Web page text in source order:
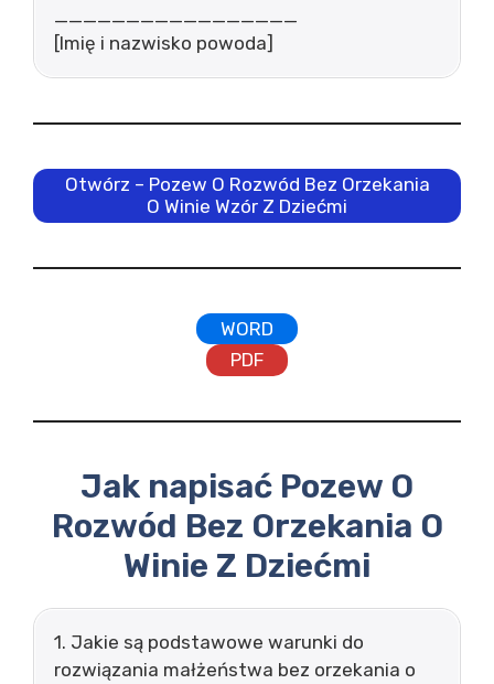
_________________
[Imię i nazwisko powoda]
Otwórz – Pozew O Rozwód Bez Orzekania
O Winie Wzór Z Dziećmi
WORD
PDF
Jak napisać Pozew O
Rozwód Bez Orzekania O
Winie Z Dziećmi
1. Jakie są podstawowe warunki do
rozwiązania małżeństwa bez orzekania o